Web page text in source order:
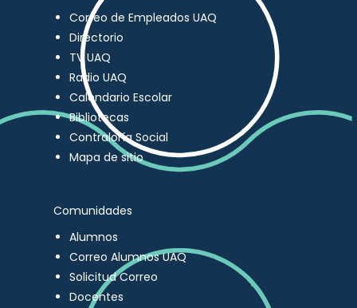
Correo de Empleados UAQ
Directorio
TV UAQ
Radio UAQ
Calendario Escolar
Bibliotecas
Contraloría Social
Mapa de sitio
Comunidades
Alumnos
Correo Alumnos UAQ
Solicitud Correo
Docentes